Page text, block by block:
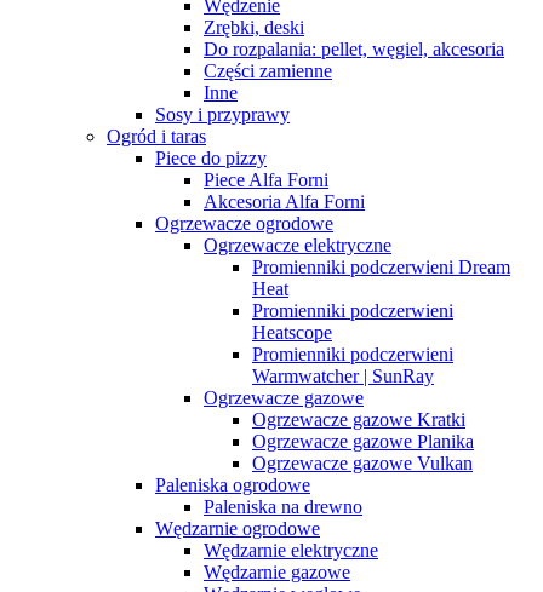
Wędzenie
Zrębki, deski
Do rozpalania: pellet, węgiel, akcesoria
Części zamienne
Inne
Sosy i przyprawy
Ogród i taras
Piece do pizzy
Piece Alfa Forni
Akcesoria Alfa Forni
Ogrzewacze ogrodowe
Ogrzewacze elektryczne
Promienniki podczerwieni Dream
Heat
Promienniki podczerwieni
Heatscope
Promienniki podczerwieni
Warmwatcher | SunRay
Ogrzewacze gazowe
Ogrzewacze gazowe Kratki
Ogrzewacze gazowe Planika
Ogrzewacze gazowe Vulkan
Paleniska ogrodowe
Paleniska na drewno
Wędzarnie ogrodowe
Wędzarnie elektryczne
Wędzarnie gazowe